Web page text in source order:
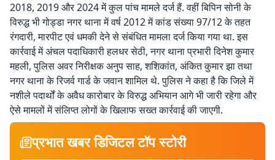
2018, 2019 और 2024 में कुल पांच मामले दर्ज हैं. वहीं बिपिन सोनी के
विरुद्ध भी गोड्डा नगर थाना में वर्ष 2012 में कांड संख्या 97/12 के तहत
रंगदारी, मारपीट एवं धमकी देने से संबंधित मामला दर्ज किया गया था. इस
कार्रवाई में अंचल पदाधिकारी हलधर सेठी, नगर थाना प्रभारी दिनेश कुमार
महली, पुलिस अवर निरीक्षक अनुप साह, शशिकांत, अंकित कुमार झा तथा
नगर थाना के रिजर्व गार्ड के जवान शामिल थे. पुलिस ने कहा है कि जिले में
नशीले पदार्थों के अवैध कारोबार के विरुद्ध अभियान आगे भी जारी रहेगा और
ऐसे मामलों में संलिप्त लोगों के खिलाफ सख्त कार्रवाई की जाएगी.
प्रभात खबर डिजिटल टॉप स्टोरी